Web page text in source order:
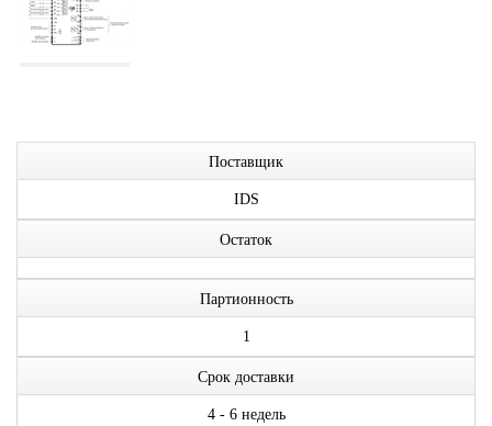
Поставщик
IDS
Остаток
Партионность
1
Срок доставки
4 - 6 недель